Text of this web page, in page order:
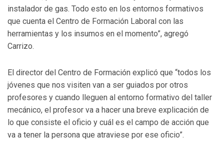
instalador de gas. Todo esto en los entornos formativos
que cuenta el Centro de Formación Laboral con las
herramientas y los insumos en el momento”, agregó
Carrizo.
El director del Centro de Formación explicó que “todos los
jóvenes que nos visiten van a ser guiados por otros
profesores y cuando lleguen al entorno formativo del taller
mecánico, el profesor va a hacer una breve explicación de
lo que consiste el oficio y cuál es el campo de acción que
va a tener la persona que atraviese por ese oficio”.